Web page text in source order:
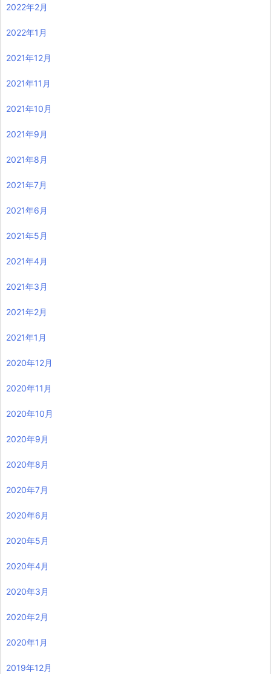
2022年2月
2022年1月
2021年12月
2021年11月
2021年10月
2021年9月
2021年8月
2021年7月
2021年6月
2021年5月
2021年4月
2021年3月
2021年2月
2021年1月
2020年12月
2020年11月
2020年10月
2020年9月
2020年8月
2020年7月
2020年6月
2020年5月
2020年4月
2020年3月
2020年2月
2020年1月
2019年12月